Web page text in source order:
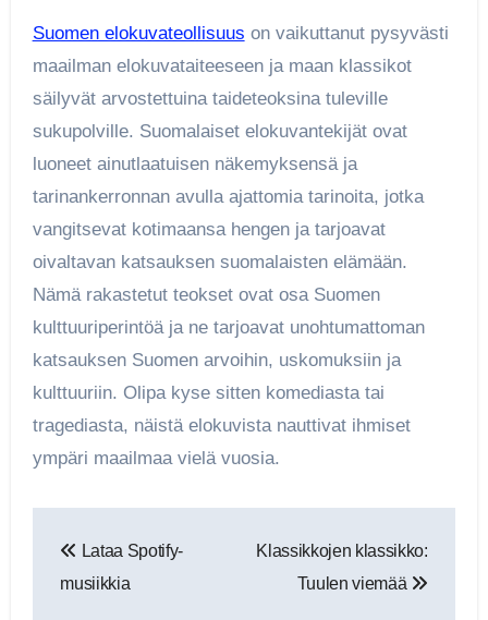
Suomen elokuvateollisuus on vaikuttanut pysyvästi
maailman elokuvataiteeseen ja maan klassikot
säilyvät arvostettuina taideteoksina tuleville
sukupolville. Suomalaiset elokuvantekijät ovat
luoneet ainutlaatuisen näkemyksensä ja
tarinankerronnan avulla ajattomia tarinoita, jotka
vangitsevat kotimaansa hengen ja tarjoavat
oivaltavan katsauksen suomalaisten elämään.
Nämä rakastetut teokset ovat osa Suomen
kulttuuriperintöä ja ne tarjoavat unohtumattoman
katsauksen Suomen arvoihin, uskomuksiin ja
kulttuuriin. Olipa kyse sitten komediasta tai
tragediasta, näistä elokuvista nauttivat ihmiset
ympäri maailmaa vielä vuosia.
selaus
Lataa Spotify-
musiikkia
Klassikkojen klassikko:
Tuulen viemää